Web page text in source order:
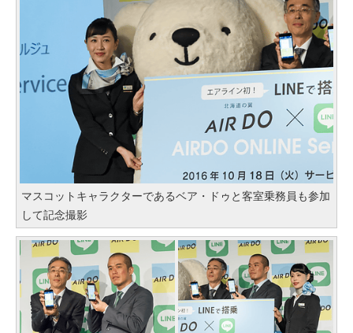
マスコットキャラクターであるベア・ドゥと客室乗務員も参加
して記念撮影